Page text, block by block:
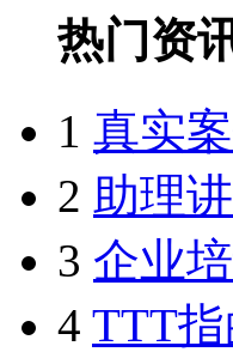
热门资
1 真实
2 助理
3 企业
4 TTT指